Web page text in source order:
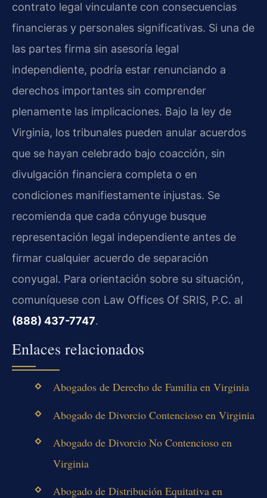
contrato legal vinculante con consecuencias
financieras y personales significativas. Si una de
las partes firma sin asesoría legal
independiente, podría estar renunciando a
derechos importantes sin comprender
plenamente las implicaciones. Bajo la ley de
Virginia, los tribunales pueden anular acuerdos
que se hayan celebrado bajo coacción, sin
divulgación financiera completa o en
condiciones manifiestamente injustas. Se
recomienda que cada cónyuge busque
representación legal independiente antes de
firmar cualquier acuerdo de separación
conyugal. Para orientación sobre su situación,
comuníquese con Law Offices Of SRIS, P.C. al
(888) 437-7747.
Enlaces relacionados
Abogados de Derecho de Familia en Virginia
Abogado de Divorcio Contencioso en Virginia
Abogado de Divorcio No Contencioso en
Virginia
Abogado de Distribución Equitativa en